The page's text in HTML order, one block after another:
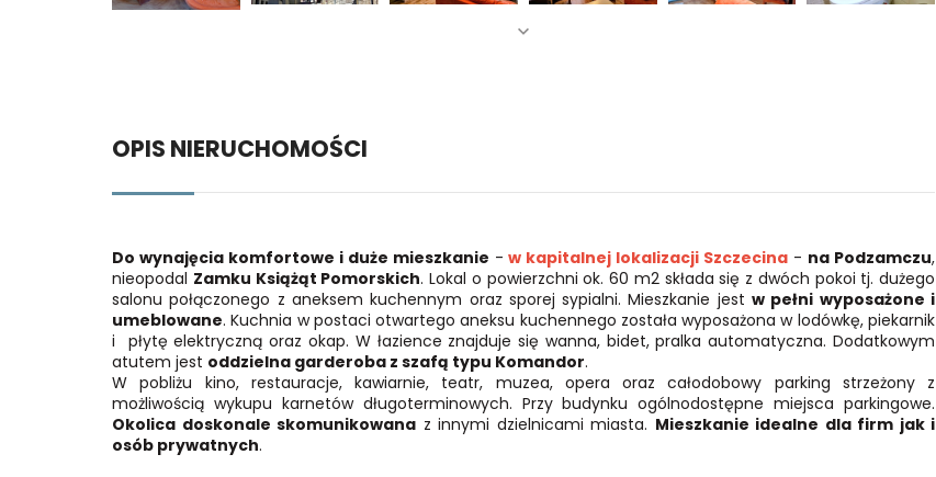
OPIS NIERUCHOMOŚCI
Do wynajęcia komfortowe i duże mieszkanie -w kapitalnej lokalizacji Szczecina - na Podzamczu,
nieopodal Zamku Książąt Pomorskich. Lokal o powierzchni ok. 60 m2 składa się z dwóch pokoi tj. dużego
salonu połączonego z aneksem kuchennym oraz sporej sypialni. Mieszkanie jestw pełni wyposażone i
umeblowane. Kuchnia w postaci otwartego aneksu kuchennego została wyposażona w lodówkę, piekarnik
i płytęelektryczną oraz okap. W łazience znajduje się wanna, bidet, pralka automatyczna. Dodatkowym
atutem jest oddzielna garderoba z szafą typu Komandor.
W pobliżu kino, restauracje, kawiarnie, teatr, muzea, opera oraz całodobowy parking strzeżony z
możliwością wykupu karnetów długoterminowych. Przy budynku ogólnodostępne miejsca parkingowe.
Okolica doskonale skomunikowana z innymi dzielnicami miasta. Mieszkanie idealne dla firm jak i
osób prywatnych.